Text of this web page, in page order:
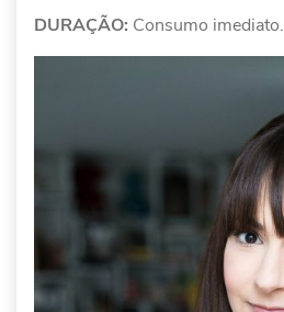
DURAÇÃO: Consumo imediato.